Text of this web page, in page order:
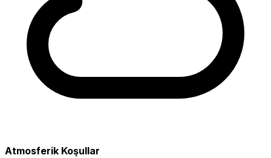
Atmosferik Koşullar